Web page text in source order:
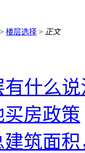
> 楼层选择 > 正文
有什么
房政策
筑面